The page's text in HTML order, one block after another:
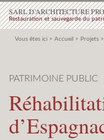
SARL D’ARCHITECTURE
Restauration et sauvegarde du
Vous êtes ici > Accueil > Projets >
PATRIMOINE PUBLIC